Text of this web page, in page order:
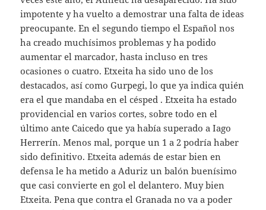
impotente y ha vuelto a demostrar una falta de ideas
preocupante. En el segundo tiempo el Español nos
ha creado muchísimos problemas y ha podido
aumentar el marcador, hasta incluso en tres
ocasiones o cuatro. Etxeita ha sido uno de los
destacados, así como Gurpegi, lo que ya indica quién
era el que mandaba en el césped . Etxeita ha estado
providencial en varios cortes, sobre todo en el
último ante Caicedo que ya había superado a Iago
Herrerín. Menos mal, porque un 1 a 2 podría haber
sido definitivo. Etxeita además de estar bien en
defensa le ha metido a Aduriz un balón buenísimo
que casi convierte en gol el delantero. Muy bien
Etxeita. Pena que contra el Granada no va a poder